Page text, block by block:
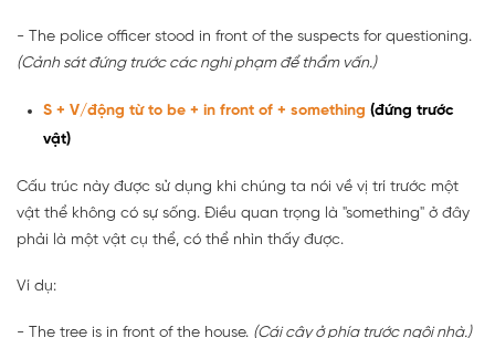
- The police officer stood in front of the suspects for questioning.
(Cảnh sát đứng trước các nghi phạm để thẩm vấn.)
S + V/động từ to be + in front of + something (đứng trước
vật)
Cấu trúc này được sử dụng khi chúng ta nói về vị trí trước một
vật thể không có sự sống. Điều quan trọng là "something" ở đây
phải là một vật cụ thể, có thể nhìn thấy được.
Ví dụ:
- The tree is in front of the house. (Cái cây ở phía trước ngôi nhà.)